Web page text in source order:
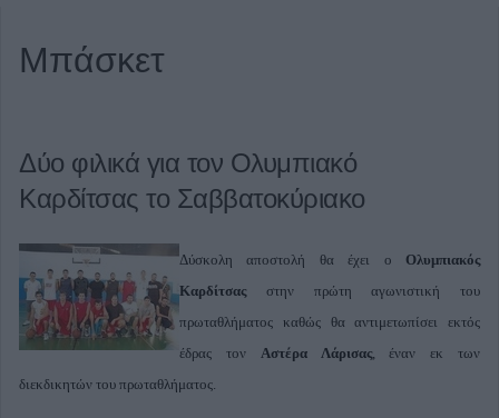
Μπάσκετ
Δύο φιλικά για τον Ολυμπιακό
Καρδίτσας το Σαββατοκύριακο
Δύσκολη αποστολή θα έχει ο Ολυμπιακός
Καρδίτσαςστην πρώτη αγωνιστική του
πρωταθλήματος καθώς θα αντιμετωπίσει εκτός
έδρας τον Αστέρα Λάρισας, έναν εκ των
διεκδικητών του πρωταθλήματος.